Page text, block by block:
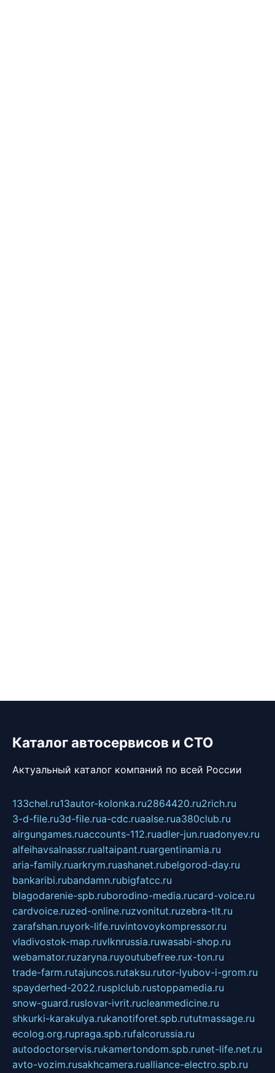
Каталог автосервисов и СТО
Актуальный каталог компаний по всей России
133chel.ru13autor-kolonka.ru2864420.ru2rich.ru
3-d-file.ru3d-file.rua-cdc.ruaalse.rua380club.ru
airgungames.ruaccounts-112.ruadler-jun.ruadonyev.ru
alfeihavsalnassr.rualtaipant.ruargentinamia.ru
aria-family.ruarkrym.ruashanet.rubelgorod-day.ru
bankaribi.rubandamn.rubigfatcc.ru
blagodarenie-spb.ruborodino-media.rucard-voice.ru
cardvoice.ruzed-online.ruzvonitut.ruzebra-tlt.ru
zarafshan.ruyork-life.ruvintovoykompressor.ru
vladivostok-map.ruvlknrussia.ruwasabi-shop.ru
webamator.ruzaryna.ruyoutubefree.rux-ton.ru
trade-farm.rutajuncos.rutaksu.rutor-lyubov-i-grom.ru
spayderhed-2022.rusplclub.rustoppamedia.ru
snow-guard.ruslovar-ivrit.rucleanmedicine.ru
shkurki-karakulya.rukanotiforet.spb.rututmassage.ru
ecolog.org.rupraga.spb.rufalcorussia.ru
autodoctorservis.rukamertondom.spb.runet-life.net.ru
avto-vozim.rusakhcamera.rualliance-electro.spb.ru